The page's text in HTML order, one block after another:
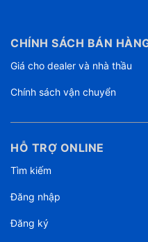
CHÍNH SÁCH BÁN
Giá cho dealer và nhà thầu
Chính sách vận chuyển
HỖ TRỢ ONLINE
Tìm kiếm
Đăng nhập
Đăng ký